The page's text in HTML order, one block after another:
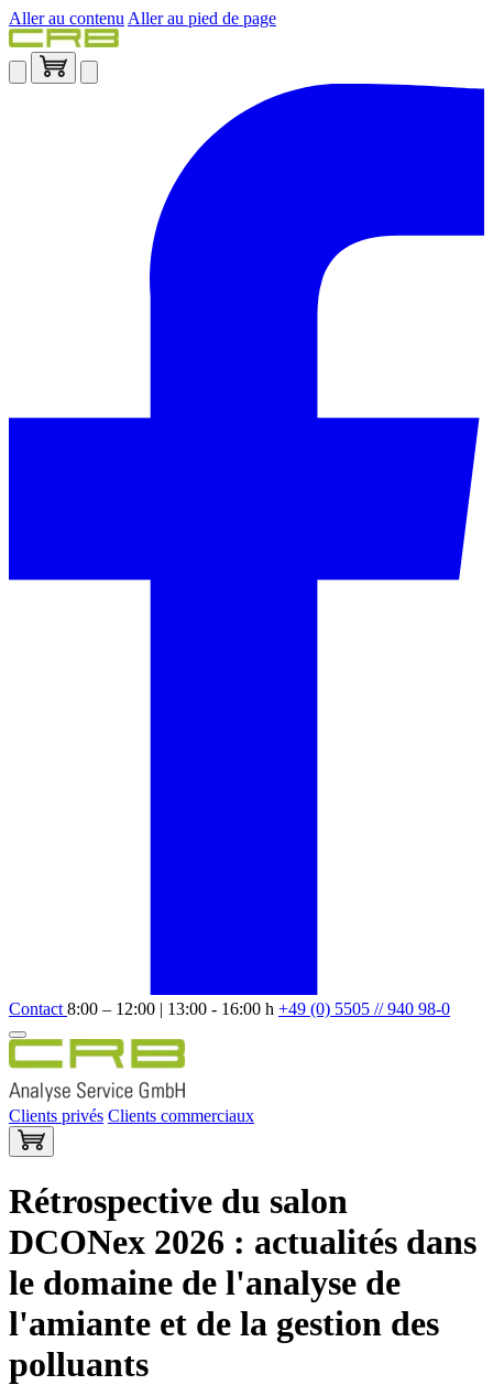
Aller au contenu Aller au pied de page
Contact 8:00 – 12:00 | 13:00 - 16:00 h +49 (0) 5505 // 940 98-0
Clients privés Clients commerciaux
Rétrospective du salon
DCONex 2026 : actualités dans
le domaine de l'analyse de
l'amiante et de la gestion des
polluants